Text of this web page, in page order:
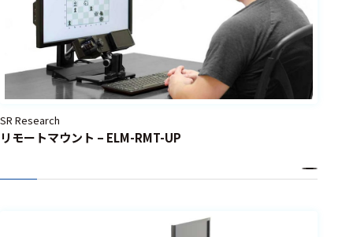
SR Research
リモートマウント – ELM-RMT-UP